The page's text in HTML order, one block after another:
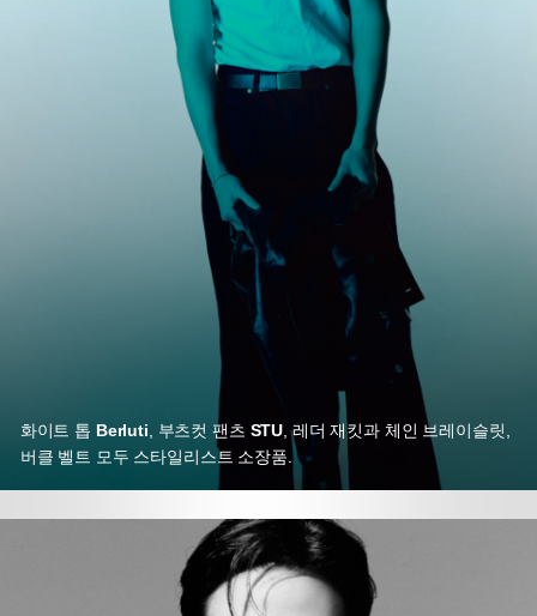
화이트 톱 Berluti , 부츠컷 팬츠 STU , 레더 재킷과 체인 브레이슬릿,
버클 벨트 모두 스타일리스트 소장품.